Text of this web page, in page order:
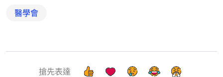
醫學會
搶先表達